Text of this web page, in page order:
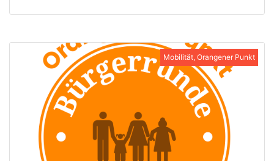
Mobilität, Orangener Punkt